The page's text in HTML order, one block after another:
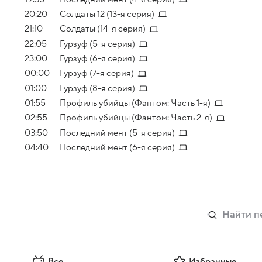
20:20
Солдаты 12 (13-я серия)
21:10
Солдаты (14-я серия)
22:05
Гурзуф (5-я серия)
23:00
Гурзуф (6-я серия)
00:00
Гурзуф (7-я серия)
01:00
Гурзуф (8-я серия)
01:55
Профиль убийцы (Фантом: Часть 1-я)
02:55
Профиль убийцы (Фантом: Часть 2-я)
03:50
Последний мент (5-я серия)
04:40
Последний мент (6-я серия)